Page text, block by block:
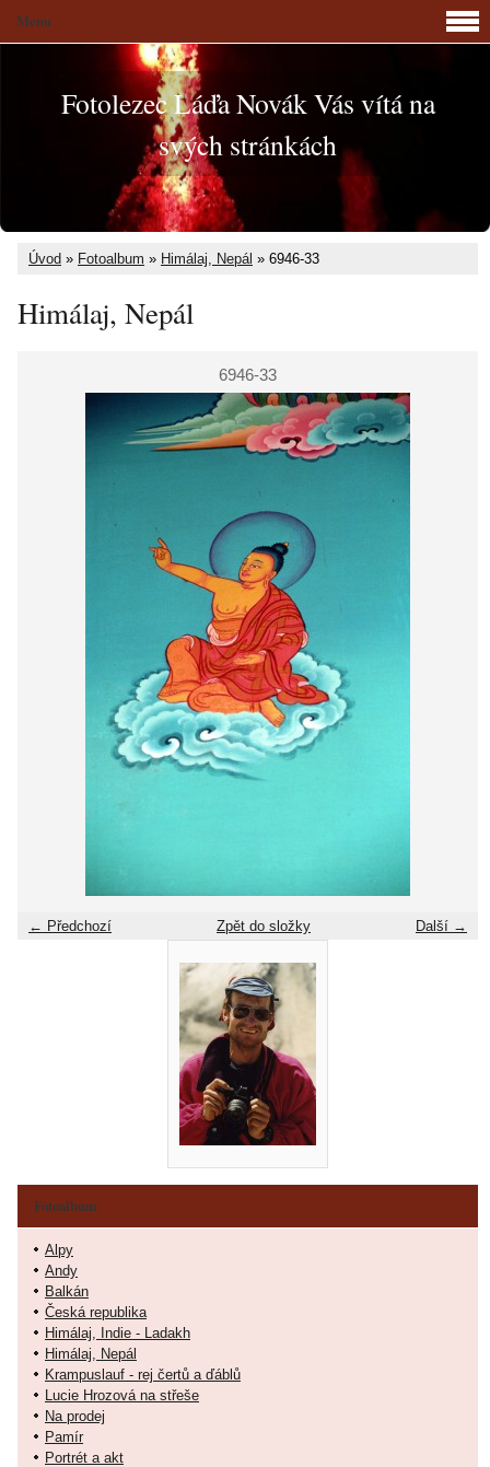
Fotolezec Láďa Novák Vás vítá na
svých stránkách
Úvod » Fotoalbum » Himálaj, Nepál » 6946-33
Himálaj, Nepál
6946-33
← Předchozí Další →
Zpět do složky
Menu
Fotoalbum
Alpy
Andy
Balkán
Česká republika
Himálaj, Indie - Ladakh
Himálaj, Nepál
Krampuslauf - rej čertů a ďáblů
Lucie Hrozová na střeše
Na prodej
Pamír
Portrét a akt